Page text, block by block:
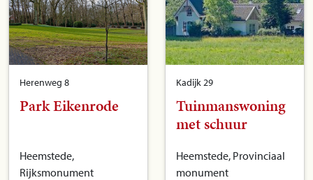
Herenweg 8
Park Eikenrode
Heemstede,
Rijksmonument
Kadijk 29
Tuinmanswoning
met schuur
Heemstede, Provinciaal
monument